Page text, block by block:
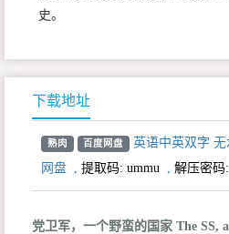
史。
下载地址
熟肉 百度网盘
英语中英双字 无
网盘 , 提取码: ummu , 解压密码
党卫军，一个野蛮的国家 The SS,